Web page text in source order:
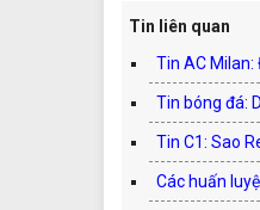
Tin liên quan
Tin AC Milan:
Tin bóng đá:
Tin C1: Sao
Các huấn